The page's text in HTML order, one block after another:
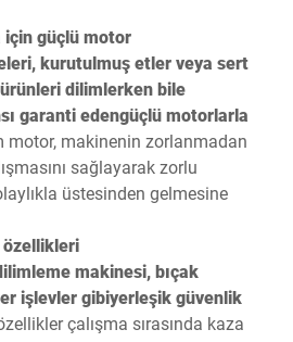
için güçlü motor
kurutulmuş etler veya sert
dilimlerken bile
garanti edengüçlü motorlarla
motor, makinenin zorlanmadan
sağlayarak zorlu
üstesinden gelmesine
özellikleri
makinesi, bıçak
işlevler gibiyerleşik güvenlik
çalışma sırasında kaza